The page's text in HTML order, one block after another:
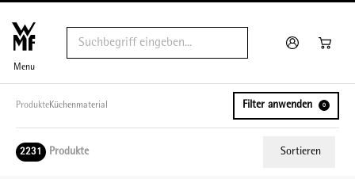
Menu
ProdukteKüchenmaterial Filter anwenden 0
2231 Produkte Sortieren